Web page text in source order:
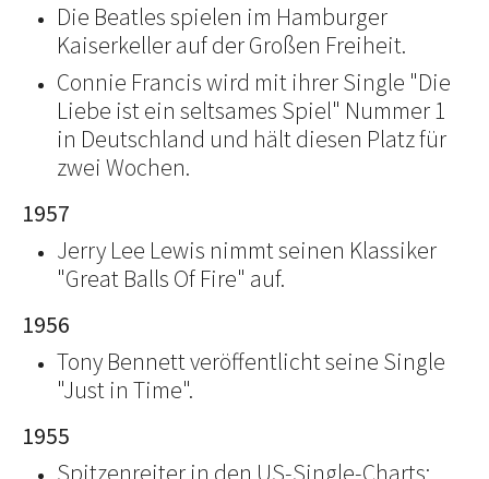
Die Beatles spielen im Hamburger
Kaiserkeller auf der Großen Freiheit.
Connie Francis wird mit ihrer Single "Die
Liebe ist ein seltsames Spiel" Nummer 1
in Deutschland und hält diesen Platz für
zwei Wochen.
1957
Jerry Lee Lewis nimmt seinen Klassiker
"Great Balls Of Fire" auf.
1956
Tony Bennett veröffentlicht seine Single
"Just in Time".
1955
Spitzenreiter in den US-Single-Charts: